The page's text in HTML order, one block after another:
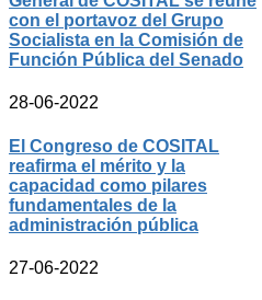
con el portavoz del Grupo
Socialista en la Comisión de
Función Pública del Senado
28-06-2022
El Congreso de COSITAL
reafirma el mérito y la
capacidad como pilares
fundamentales de la
administración pública
27-06-2022